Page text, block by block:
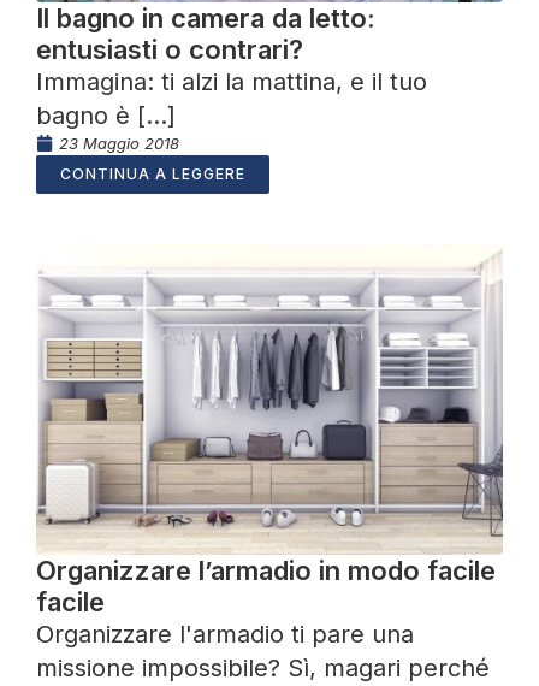
Il bagno in camera da letto:
entusiasti o contrari?
Immagina: ti alzi la mattina, e il tuo
bagno è [...]
23 Maggio 2018
CONTINUA A LEGGERE
Organizzare l’armadio in modo facile
facile
Organizzare l'armadio ti pare una
missione impossibile? Sì, magari perché